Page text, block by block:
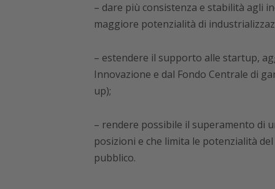
– dare più consistenza e stabilità agli
maggiore potenzialità di
– estendere il supporto alle startup,
Innovazione e dal Fondo Centrale di
up);
– rendere possibile il superamento di
posizioni e che limita le potenzialità
pubblico.